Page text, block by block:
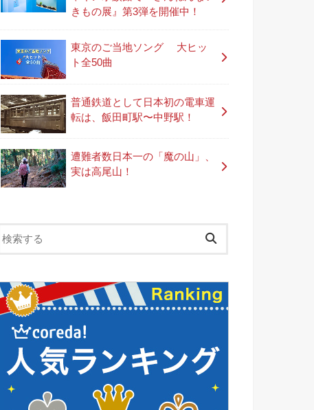
きもの展』第3弾を開催中！
東京のご当地ソング 大ヒッ
ト全50曲
普通鉄道として日本初の電車運
転は、飯田町駅〜中野駅！
遭難者数日本一の「魔の山」、
実は高尾山！